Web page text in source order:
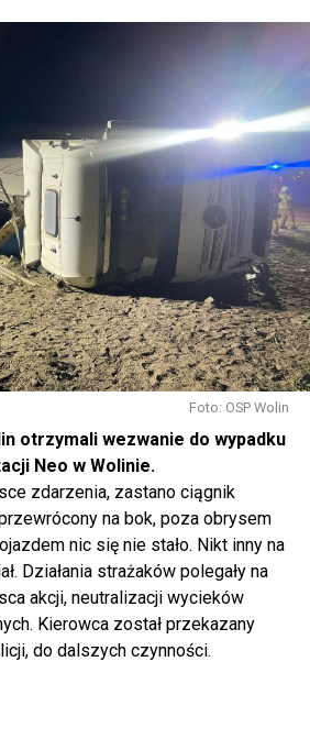
Foto: OSP Wolin
otrzymali wezwanie do wypadku
Neo w Wolinie.
zdarzenia, zastano ciągnik
na bok, poza obrysem
nic się nie stało. Nikt inny na
Działania strażaków polegały na
akcji, neutralizacji wycieków
Kierowca został przekazany
do dalszych czynności.